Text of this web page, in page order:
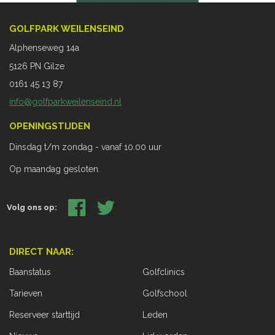
GOLFPARK WEILENSEIND
Alphenseweg 14a
5126 PN Gilze
0161 45 13 87
info@golfparkweilenseind.nl
OPENINGSTIJDEN
Dinsdag t/m zondag - vanaf 10.00 uur
Op maandag gesloten.
Volg ons op:
DIRECT NAAR:
Baanstatus
Tarieven
Reserveer starttijd
Golfclinics
Golfschool
Leden